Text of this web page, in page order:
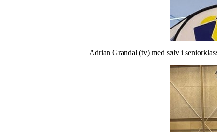
Adrian Grandal (tv) med sølv i